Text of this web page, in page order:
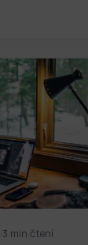
·3 min čtení